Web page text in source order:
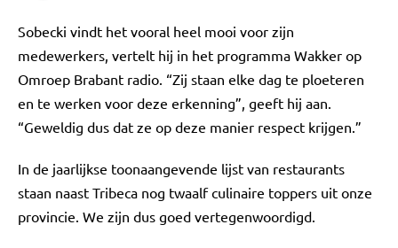
Sobecki vindt het vooral heel mooi voor zijn
medewerkers, vertelt hij in het programma Wakker op
Omroep Brabant radio. “Zij staan elke dag te ploeteren
en te werken voor deze erkenning”, geeft hij aan.
“Geweldig dus dat ze op deze manier respect krijgen.”
In de jaarlijkse toonaangevende lijst van restaurants
staan naast Tribeca nog twaalf culinaire toppers uit onze
provincie. We zijn dus goed vertegenwoordigd.